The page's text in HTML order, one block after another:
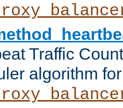
Traffic
algorithm for